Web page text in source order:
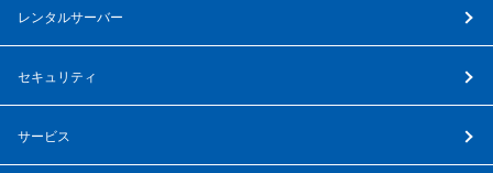
レンタルサーバー
セキュリティ
サービス